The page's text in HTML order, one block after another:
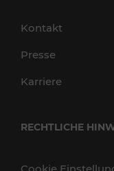
Kontakt
Presse
Karriere
RECHTLICHE